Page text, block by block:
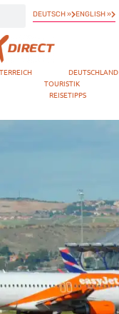
DEUTSCH » ENGLISH »
DEUTSCHLAND
TOURISTIK
REISETIPPS